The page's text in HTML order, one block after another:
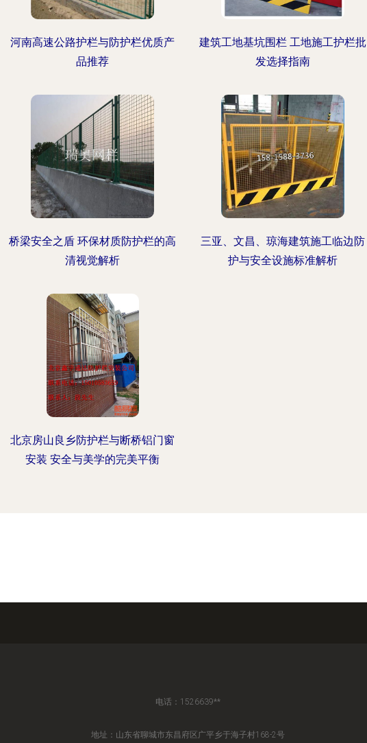
河南高速公路护栏与防护栏优质产
品推荐
建筑工地基坑围栏 工地施工护栏批
发选择指南
桥梁安全之盾 环保材质防护栏的高
清视觉解析
三亚、文昌、琼海建筑施工临边防
护与安全设施标准解析
北京房山良乡防护栏与断桥铝门窗
安装 安全与美学的完美平衡
电话：1526639**
地址：山东省聊城市东昌府区广平乡于海子村168-2号